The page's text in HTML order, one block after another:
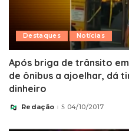
Destaques Notícias
Após briga de trânsito
de ônibus a ajoelhar, dá
dinheiro
Posted
Redação 04/10/2017